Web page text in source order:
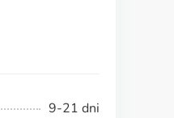
9-21 dni